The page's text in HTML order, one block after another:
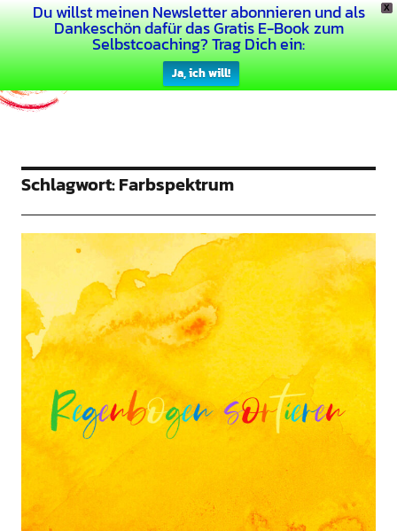
X
Du willst meinen Newsletter abonnieren und als
Dankeschön dafür das Gratis E-Book zum
Selbstcoaching? Trag Dich ein:
Ja, ich will!
Dein Buntes Leben
Schlagwort:Farbspektrum